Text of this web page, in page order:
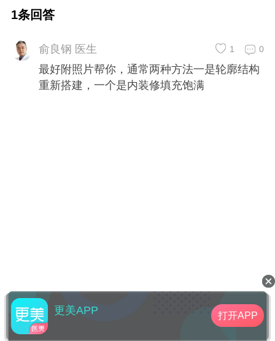
1条回答
俞良钢 医生 0
1
最好附照片帮你，通常两种方法一是轮廓结构
重新搭建，一个是内装修填充饱满
更美APP 打开APP